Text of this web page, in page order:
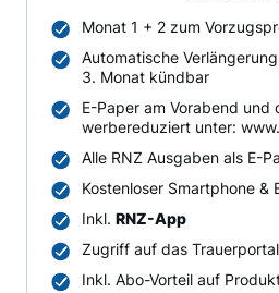
Monat 1 + 2 zum
Automatische
3. Monat kündbar
E-Paper am Vorabend und
werbereduziert unter:
Alle RNZ Ausgaben als E-
Kostenloser Smartphone &
Inkl. RNZ-App
Zugriff auf das Trauerportal
Inkl. Abo-Vorteil auf